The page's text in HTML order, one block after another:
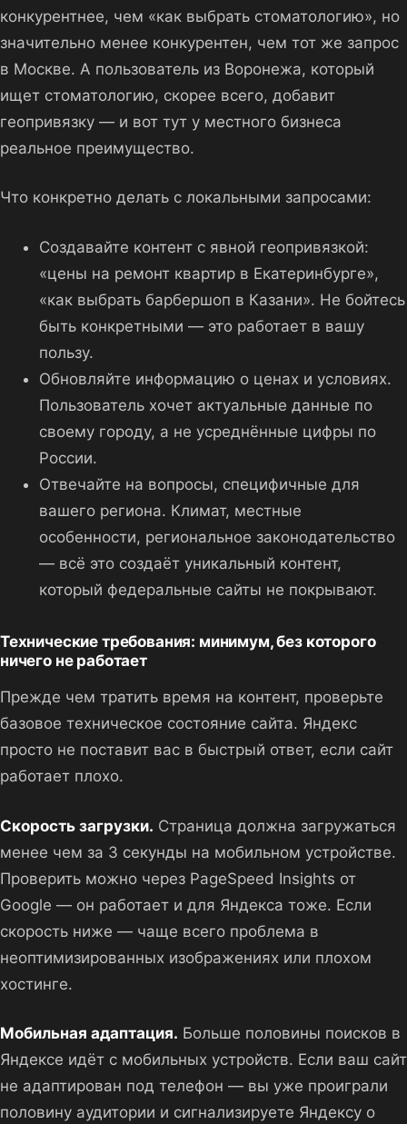
конкурентнее, чем «как выбрать стоматологию», но
значительно менее конкурентен, чем тот же запрос
в Москве. А пользователь из Воронежа, который
ищет стоматологию, скорее всего, добавит
геопривязку — и вот тут у местного бизнеса
реальное преимущество.
Что конкретно делать с локальными запросами:
Создавайте контент с явной геопривязкой:
«цены на ремонт квартир в Екатеринбурге»,
«как выбрать барбершоп в Казани». Не бойтесь
быть конкретными — это работает в вашу
пользу.
Обновляйте информацию о ценах и условиях.
Пользователь хочет актуальные данные по
своему городу, а не усреднённые цифры по
России.
Отвечайте на вопросы, специфичные для
вашего региона. Климат, местные
особенности, региональное законодательство
— всё это создаёт уникальный контент,
который федеральные сайты не покрывают.
Технические требования: минимум, без которого
ничего не работает
Прежде чем тратить время на контент, проверьте
базовое техническое состояние сайта. Яндекс
просто не поставит вас в быстрый ответ, если сайт
работает плохо.
Скорость загрузки. Страница должна загружаться
менее чем за 3 секунды на мобильном устройстве.
Проверить можно через PageSpeed Insights от
Google — он работает и для Яндекса тоже. Если
скорость ниже — чаще всего проблема в
неоптимизированных изображениях или плохом
хостинге.
Мобильная адаптация. Больше половины поисков в
Яндексе идёт с мобильных устройств. Если ваш сайт
не адаптирован под телефон — вы уже проиграли
половину аудитории и сигнализируете Яндексу о